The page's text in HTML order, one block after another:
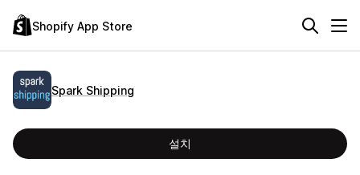
Shopify App Store
Spark Shipping
설치